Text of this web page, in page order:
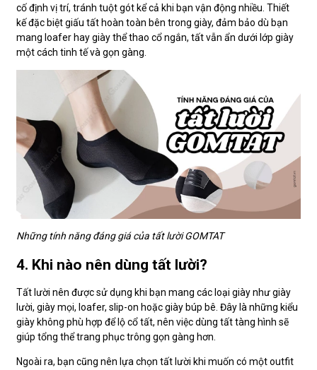
cố định vị trí, tránh tuột gót kể cả khi bạn vận động nhiều. Thiết
kế đặc biệt giấu tất hoàn toàn bên trong giày, đảm bảo dù bạn
mang loafer hay giày thể thao cổ ngắn, tất vẫn ẩn dưới lớp giày
một cách tinh tế và gọn gàng.
Những tính năng đáng giá của tất lười GOMTAT
4. Khi nào nên dùng tất lười?
Tất lười nên được sử dụng khi bạn mang các loại giày như giày
lười, giày mọi, loafer, slip-on hoặc giày búp bê. Đây là những kiểu
giày không phù hợp để lộ cổ tất, nên việc dùng tất tàng hình sẽ
giúp tổng thể trang phục trông gọn gàng hơn.
Ngoài ra, bạn cũng nên lựa chọn tất lười khi muốn có một outfit